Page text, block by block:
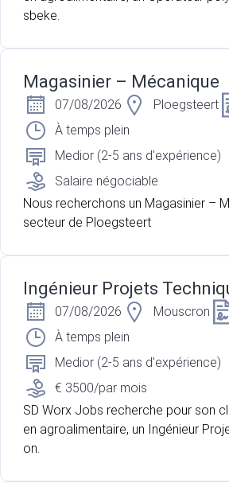
sbeke.
Magasinier – Mécanique
07/08/2026 Ploegsteert
À temps plein
Medior (2-5 ans d'expérience)
Salaire négociable
Nous recherchons un Magasinier –
secteur de Ploegsteert
Ingénieur Projets
07/08/2026 Mouscron
À temps plein
Medior (2-5 ans d'expérience)
€ 3500/par mois
SD Worx Jobs recherche pour son
en agroalimentaire, un Ingénieur
on.